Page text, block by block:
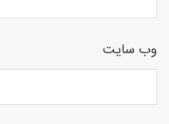
منبت
سی ان
وب‌ سایت